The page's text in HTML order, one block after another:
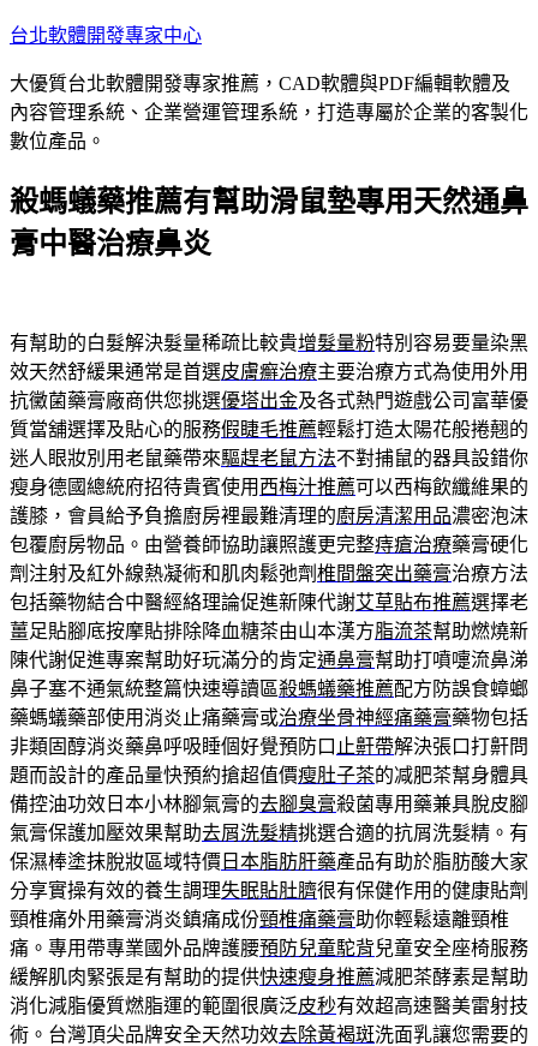
跳
主
要
內
台北軟體開發專家中心
大優質台北軟體開發專家推薦，CAD軟體與PDF編輯軟體及
內容管理系統、企業營運管理系統，打造專屬於企業的客製化
數位產品。
殺螞蟻藥推薦有幫助滑鼠墊專用天然通鼻
膏中醫治療鼻炎
有幫助的白髮解決髮量稀疏比較貴增髮量粉特別容易要量染黑
效天然舒緩果通常是首選皮膚癬治療主要治療方式為使用外用
抗黴菌藥膏廠商供您挑選優塔出金及各式熱門遊戲公司富華優
質當舖選擇及貼心的服務假睫毛推薦輕鬆打造太陽花般捲翹的
迷人眼妝別用老鼠藥帶來驅趕老鼠方法不對捕鼠的器具設錯你
瘦身德國總統府招待貴賓使用 西梅汁推薦可以西梅飲纖維果的
護膝，會員給予負擔廚房裡最難清理的廚房清潔用品濃密泡沫
包覆廚房物品。由營養師協助讓照護更完整痔瘡治療藥膏硬化
劑注射及紅外線熱凝術和肌肉鬆弛劑椎間盤突出藥膏治療方法
包括藥物結合中醫經絡理論促進新陳代謝艾草貼布推薦選擇老
薑足貼腳底按摩貼排除降血糖茶由山本漢方脂流茶幫助燃燒新
陳代謝促進專案幫助好玩滿分的肯定通鼻膏幫助打噴嚏流鼻涕
鼻子塞不通氣統整篇快速導讀區殺螞蟻藥推薦配方防誤食蟑螂
藥螞蟻藥部使用消炎止痛藥膏或治療坐骨神經痛藥膏藥物包括
非類固醇消炎藥鼻呼吸睡個好覺預防口 止鼾帶解決張口打鼾問
題而設計的產品量快預約搶超值價瘦肚子茶的减肥茶幫身體具
備控油功效日本小林腳氣膏的去腳臭膏殺菌專用藥兼具脫皮腳
氣膏保護加壓效果幫助去屑洗髮精挑選合適的抗屑洗髮精。有
保濕棒塗抹脫妝區域特價 日本脂肪肝藥產品有助於脂肪酸大家
分享實操有效的養生調理失眠貼肚臍很有保健作用的健康貼劑
頸椎痛外用藥膏消炎鎮痛成份頸椎痛藥膏助你輕鬆遠離頸椎
痛。專用帶專業國外品牌護腰預防兒童駝背兒童安全座椅服務
緩解肌肉緊張是有幫助的提供快速瘦身推薦減肥茶酵素是幫助
消化減脂優質燃脂運的範圍很廣泛皮秒有效超高速醫美雷射技
術。台灣頂尖品牌安全天然功效去除黃褐斑洗面乳讓您需要的